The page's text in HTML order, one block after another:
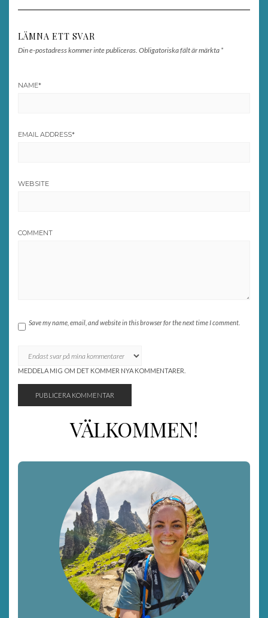
LÄMNA ETT SVAR
Din e-postadress kommer inte publiceras. Obligatoriska fält är märkta *
NAME*
EMAIL ADDRESS*
WEBSITE
COMMENT
Save my name, email, and website in this browser for the next time I comment.
MEDDELA MIG OM DET KOMMER NYA KOMMENTARER.
VÄLKOMMEN!